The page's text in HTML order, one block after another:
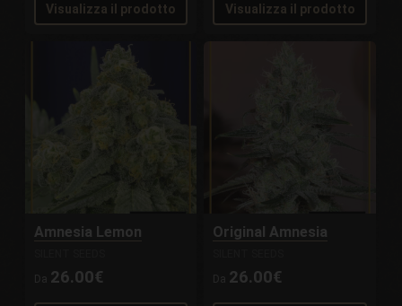
Visualizza il prodotto Visualizza il prodotto
Amnesia Lemon
Da 26.00€
Original Amnesia
Da 26.00€